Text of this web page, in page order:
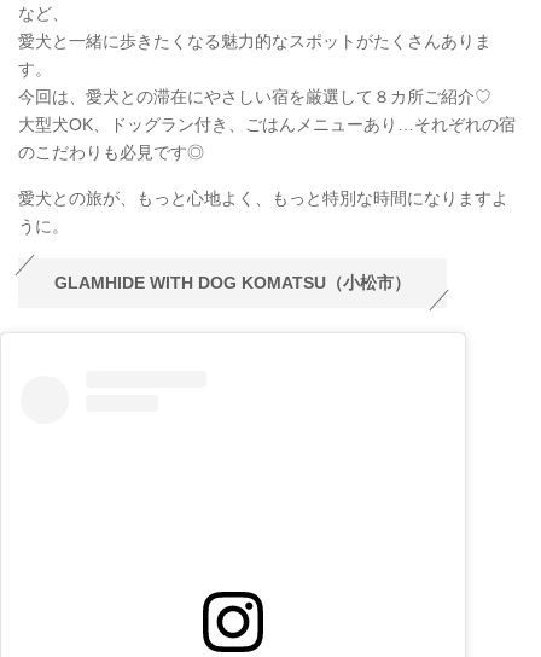
など、
愛犬と一緒に歩きたくなる魅力的なスポットがたくさんありま
す。
今回は、愛犬との滞在にやさしい宿を厳選して８カ所ご紹介♡
大型犬OK、ドッグラン付き、ごはんメニューあり…それぞれの宿
のこだわりも必見です◎
愛犬との旅が、もっと心地よく、もっと特別な時間になりますよ
うに。
GLAMHIDE WITH DOG KOMATSU（小松市）